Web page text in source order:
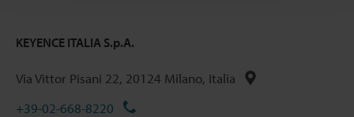
KEYENCE ITALIA S.p.A.
Via Vittor Pisani 22, 20124 Milano, Italia
+39-02-668-8220